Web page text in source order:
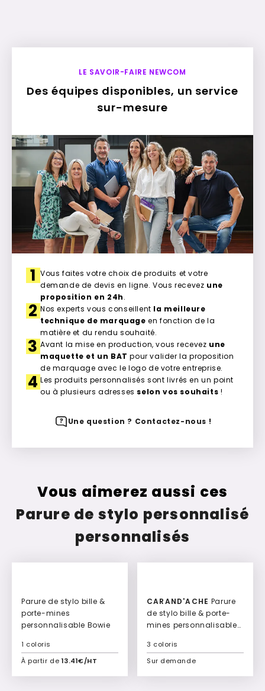
LE SAVOIR-FAIRE NEWCOM
Des équipes disponibles, un service
sur-mesure
1 Vous faites votre choix de produits et votre
demande de devis en ligne. Vous recevez une
proposition en 24h.
2 Nos experts vous conseillent la meilleure
technique de marquage en fonction de la
matière et du rendu souhaité.
3 Avant la mise en production, vous recevez une
maquette et un BAT pour valider la proposition
de marquage avec le logo de votre entreprise.
4 Les produits personnalisés sont livrés en un point
ou à plusieurs adresses selon vos souhaits !
Une question ? Contactez-nous !
Vous aimerez aussi ces
Parure de stylo personnalisé
personnalisés
Parure de stylo bille &
porte-mines
personnalisable Bowie
À partir de 13.41€/HT
1 coloris
Ajouter à mon devis
CARAND'ACHE
de stylo bille & porte-
mines personnalisable
Sur demande
3 coloris
Ajouter à mon devis